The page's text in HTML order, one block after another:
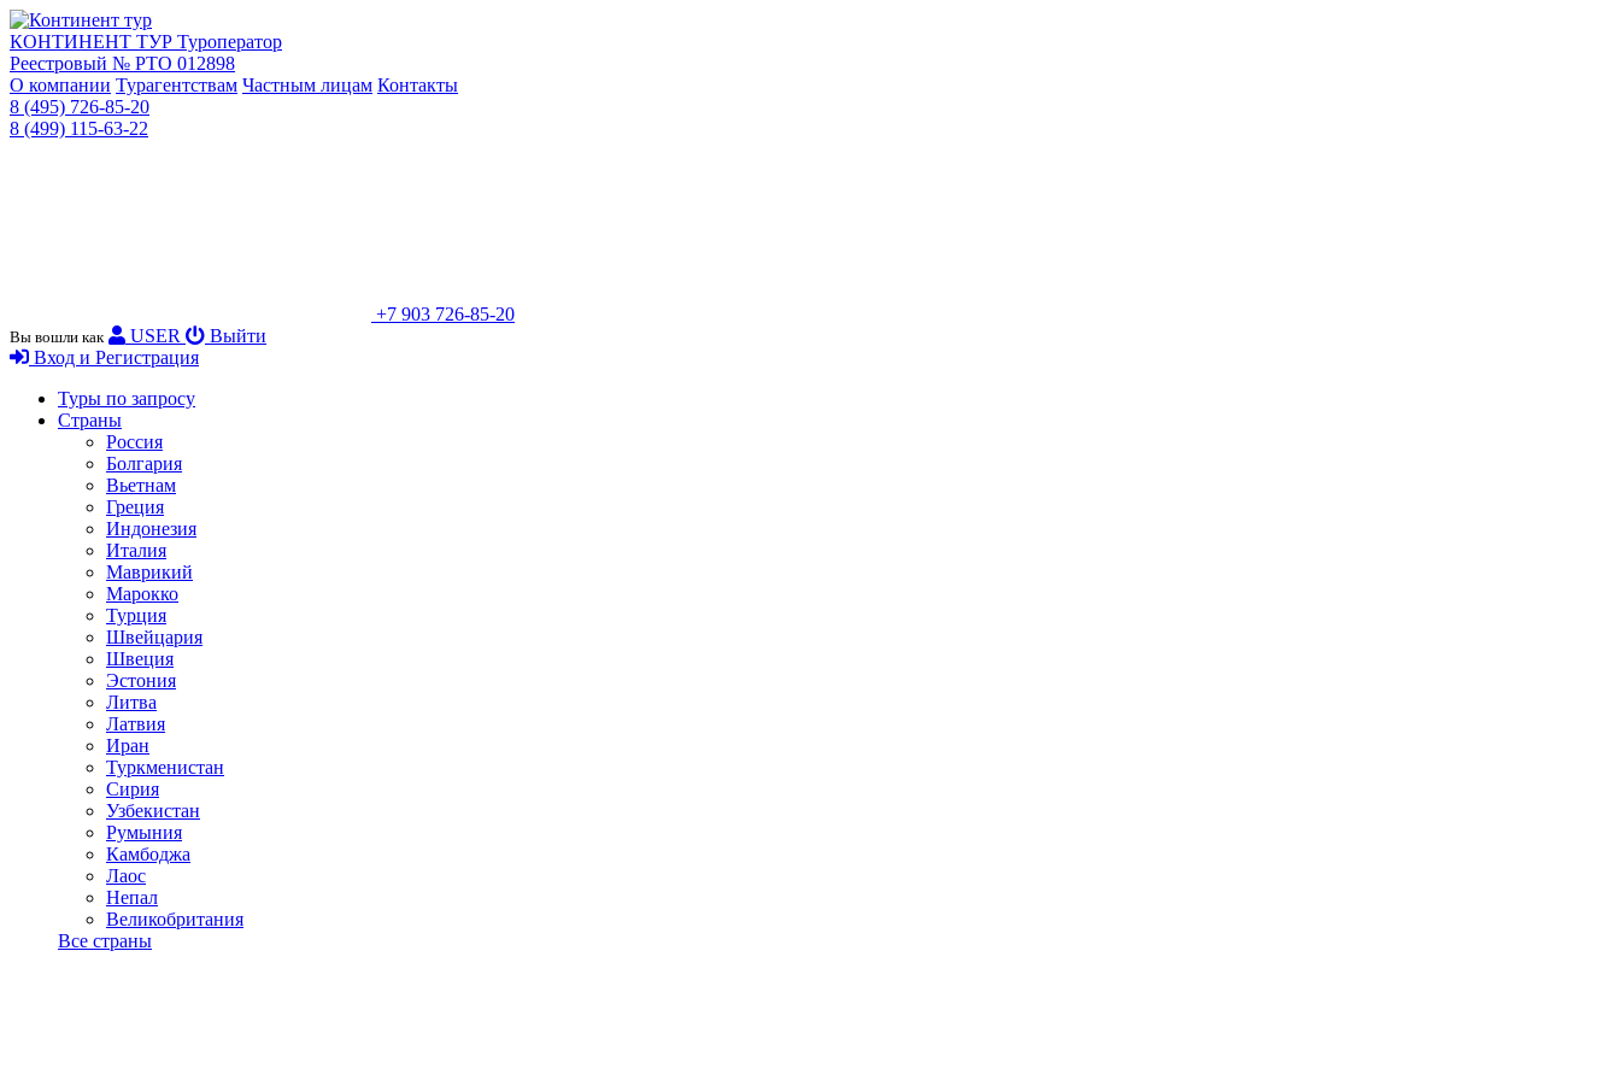
КОНТИНЕНТ ТУР Туроператор
Реестровый № РТО 012898
О компании Турагентствам Частным лицам Контакты
8 (495) 726-85-20
8 (499) 115-63-22
+7 903 726-85-20
Вы вошли как USER
Выйти
Вход и Регистрация
Туры по запросу
Страны
Россия
Болгария
Вьетнам
Греция
Индонезия
Италия
Маврикий
Марокко
Турция
Швейцария
Швеция
Эстония
Литва
Латвия
Иран
Туркменистан
Сирия
Узбекистан
Румыния
Камбоджа
Лаос
Непал
Великобритания
Все страны